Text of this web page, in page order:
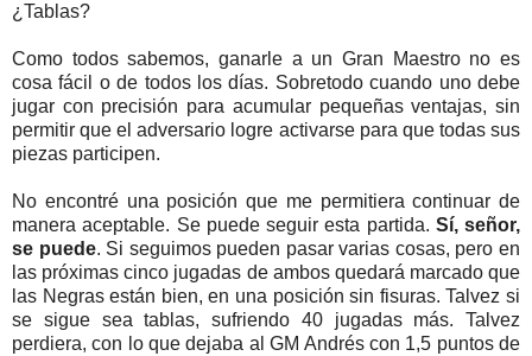
¿Tablas?
Como todos sabemos, ganarle a un Gran Maestro no es
cosa fácil o de todos los días. Sobretodo cuando uno debe
jugar con precisión para acumular pequeñas ventajas, sin
permitir que el adversario logre activarse para que todas sus
piezas participen.
No encontré una posición que me permitiera continuar de
manera aceptable. Se puede seguir esta partida. Sí, señor,
se puede. Si seguimos pueden pasar varias cosas, pero en
las próximas cinco jugadas de ambos quedará marcado que
las Negras están bien, en una posición sin fisuras. Talvez si
se sigue sea tablas, sufriendo 40 jugadas más. Talvez
perdiera, con lo que dejaba al GM Andrés con 1,5 puntos de